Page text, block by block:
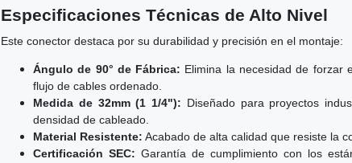
Especificaciones Técnicas de Alto Nivel
Este conector destaca por su durabilidad y precisión en el montaje:
Ángulo de 90° de Fábrica: Elimina la necesidad de forzar
flujo de cables ordenado.
Medida de 32mm (1 1/4"): Diseñado para proyectos
densidad de cableado.
Material Resistente: Acabado de alta calidad que resiste la
Certificación SEC: Garantía de cumplimiento con los